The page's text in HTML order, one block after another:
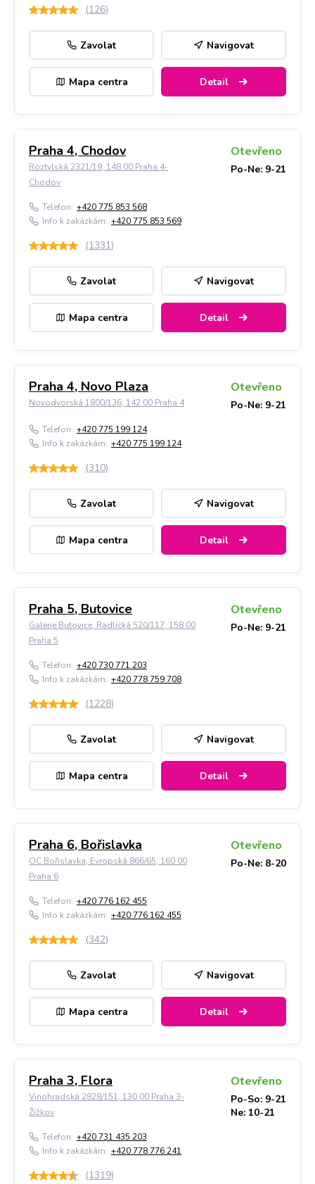
(126)
Zavolat Navigovat
Mapa centra Detail
Praha 4, Chodov
Roztylská 2321/19, 148 00 Praha 4-
Chodov
Otevřeno
Po-Ne: 9-21
Telefon: +420 775 853 568
Info k zakázkám: +420 775 853 569
(1331)
Zavolat Navigovat
Mapa centra Detail
Praha 4, Novo Plaza
Novodvorská 1800/136, 142 00 Praha 4
Otevřeno
Po-Ne: 9-21
Telefon: +420 775 199 124
Info k zakázkám: +420 775 199 124
(310)
Zavolat Navigovat
Mapa centra Detail
Praha 5, Butovice
Galerie Butovice, Radlická 520/117, 158 00
Praha 5
Otevřeno
Po-Ne: 9-21
Telefon: +420 730 771 203
Info k zakázkám: +420 778 759 708
(1228)
Zavolat Navigovat
Mapa centra Detail
Praha 6, Bořislavka
OC Bořislavka, Evropská 866/65, 160 00
Praha 6
Otevřeno
Po-Ne: 8-20
Telefon: +420 776 162 455
Info k zakázkám: +420 776 162 455
(342)
Zavolat Navigovat
Mapa centra Detail
Praha 3, Flora
Vinohradská 2828/151, 130 00 Praha 3-
Žižkov
Otevřeno
Po-So: 9-21
Ne: 10-21
Telefon: +420 731 435 203
Info k zakázkám: +420 778 776 241
(1319)